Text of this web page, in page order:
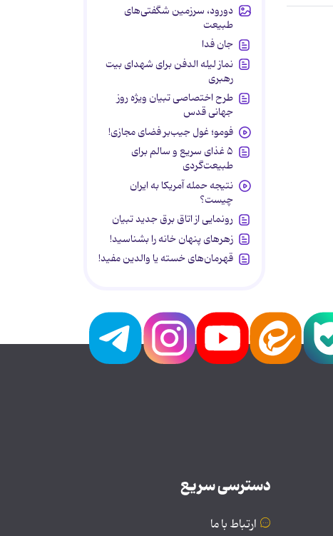
دورود، سرزمین شگفتی‌های
طبیعت
جان فدا
نماز لیله الدفن برای شهدای بیت
رهبری
طرح اختصاصی تبیان ویژه روز
جهانی قدس
فومو؛ غول جیب‌بر فضای مجازی!
۵ غذای سریع و سالم برای
طبیعت‌گردی
نتیجه حمله آمریکا به ایران
چیست؟
رونمایی از اتاق برق جدید تبیان
زهرهای پنهان خانه را بشناسید!
قهرمان‌های خسته یا والدین مفید!
دسترسی سریع
ارتباط با ما